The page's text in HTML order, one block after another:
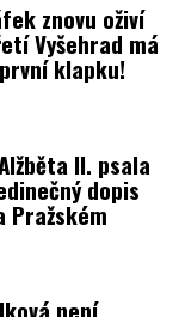
znovu oživí
Vyšehrad má
klapku!
II. psala
dopis
Pražském
není